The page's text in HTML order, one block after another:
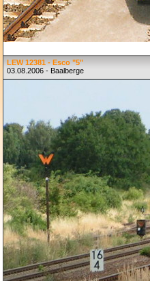
LEW 12381 - Esco "5"
03.08.2006 - Baalberge